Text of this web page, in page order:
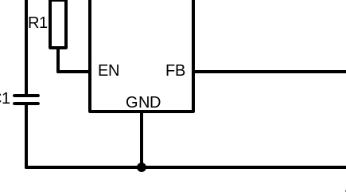
EN
FB
GND
R1